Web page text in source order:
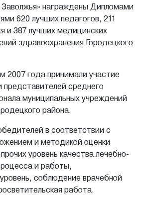
награждены Дипломами
620 лучших педагогов, 211
и 387 лучших медицинских
здравоохранения Городецкого
2007 года принимали участие
представителей среднего
муниципальных учреждений
района.
в соответствии с
и методикой оценки
уровень качества лечебно-
и работы,
соблюдение врачебной
работа.